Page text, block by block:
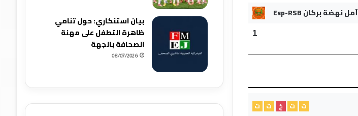
أمل نهضة بركان Esp-RSB
1
ت ت خ ت ت
بيان استنكاري: حول تنامي
ظاهرة التطفل على مهنة
الصحافة بالجهة
08/07/2026